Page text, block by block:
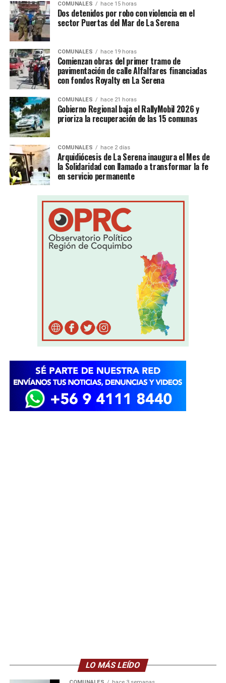
COMUNALES hace 15 horas
Dos detenidos por robo con violencia en el
sector Puertas del Mar de La Serena
COMUNALES hace 19 horas
Comienzan obras del primer tramo de
pavimentación de calle Alfalfares financiadas
con fondos Royalty en La Serena
COMUNALES hace 21 horas
Gobierno Regional baja el RallyMobil 2026 y
prioriza la recuperación de las 15 comunas
COMUNALES hace 2 días
Arquidiócesis de La Serena inaugura el Mes de
la Solidaridad con llamado a transformar la fe
en servicio permanente
LO MÁS LEÍDO